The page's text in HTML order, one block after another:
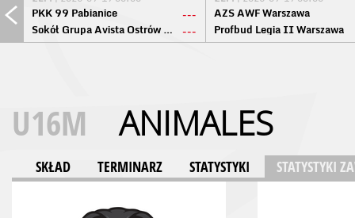
PKK 99 Pabianice
---
Sokół Grupa Avista Ostrów Maz. ---
AZS AWF Warszawa
Profbud Legia II Warszawa
U16M ANIMALES
SKŁAD TERMINARZ STATYSTYKI STATYSTYKI